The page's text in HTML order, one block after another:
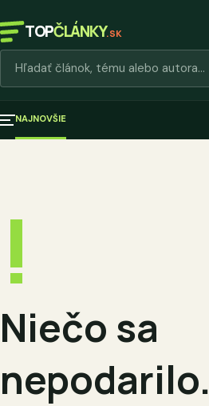
TOPČLÁNKY.SK
NAJNOVŠIE
!
Niečo sa
nepodarilo.